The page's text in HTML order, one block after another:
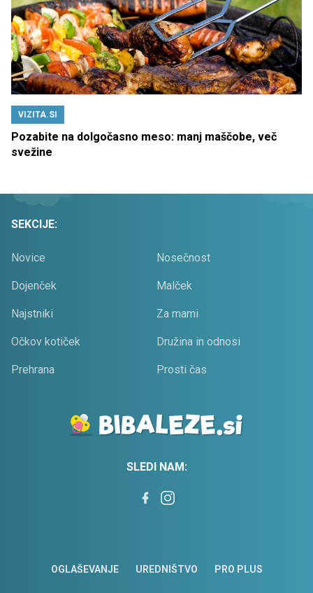
VIZITA.SI
Pozabite na dolgočasno meso: manj maščobe, več
svežine
SEKCIJE:
Novice Nosečnost
Dojenček Malček
Najstniki Za mami
Očkov kotiček Družina in odnosi
Prehrana Prosti čas
SLEDI NAM:
OGLAŠEVANJE UREDNIŠTVO PRO PLUS